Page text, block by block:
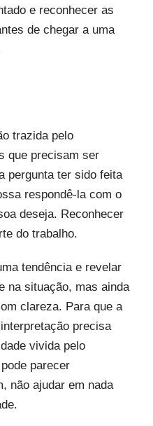
e reconhecer as
de chegar a uma
trazida pelo
que precisam ser
pergunta ter sido feita
respondê-la com o
deseja. Reconhecer
do trabalho.
tendência e revelar
na situação, mas ainda
clareza. Para que a
precisa
vivida pelo
parecer
não ajudar em nada